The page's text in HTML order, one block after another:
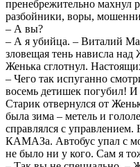
пренебрежительно махнул
разбойники, воры,
– А вы?
– А я убийца. – Виталий
зловещая тень нависла над
Женька сглотнул.
– Чего так испуганно
восемь детишек погубил!
Старик отвернулся от
была зима – метель и
справлялся с
КАМАЗа. Автобус упал с
не было ни у кого. Сам я